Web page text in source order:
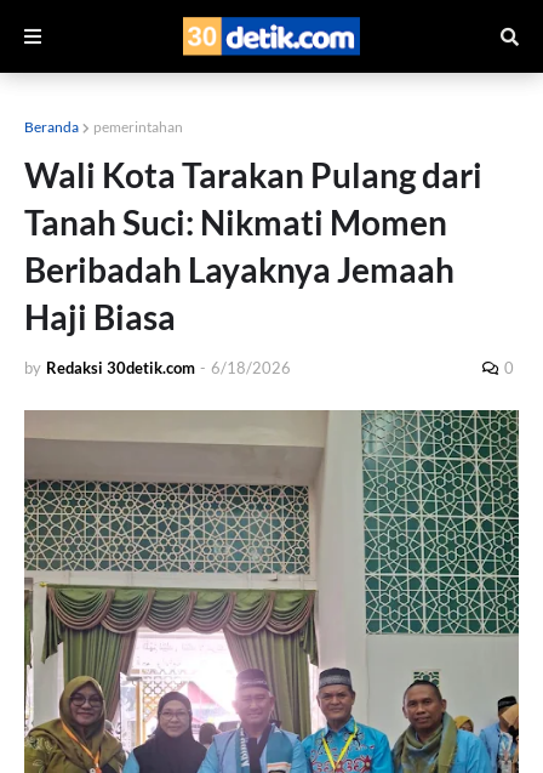
Beranda pemerintahan
Wali Kota Tarakan Pulang dari
Tanah Suci: Nikmati Momen
Beribadah Layaknya Jemaah
Haji Biasa
by Redaksi 30detik.com - 6/18/2026 0